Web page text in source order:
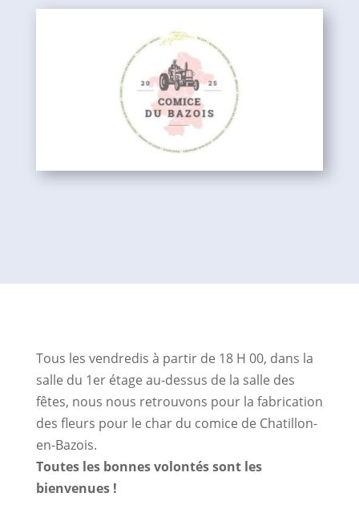
Tous les vendredis à partir de 18 H 00, dans la
salle du 1er étage au-dessus de la salle des
fêtes, nous nous retrouvons pour la fabrication
des fleurs pour le char du comice de Chatillon-
en-Bazois.
Toutes les bonnes volontés sont les
bienvenues !